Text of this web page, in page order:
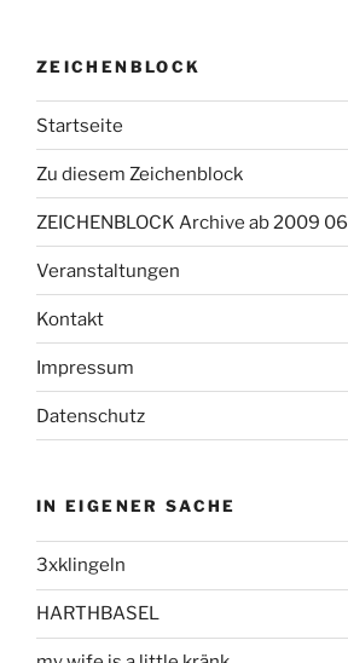
ZEICHENBLOCK
Startseite
Zu diesem Zeichenblock
ZEICHENBLOCK Archive ab 2009 06
Veranstaltungen
Kontakt
Impressum
Datenschutz
IN EIGENER SACHE
3xklingeln
HARTHBASEL